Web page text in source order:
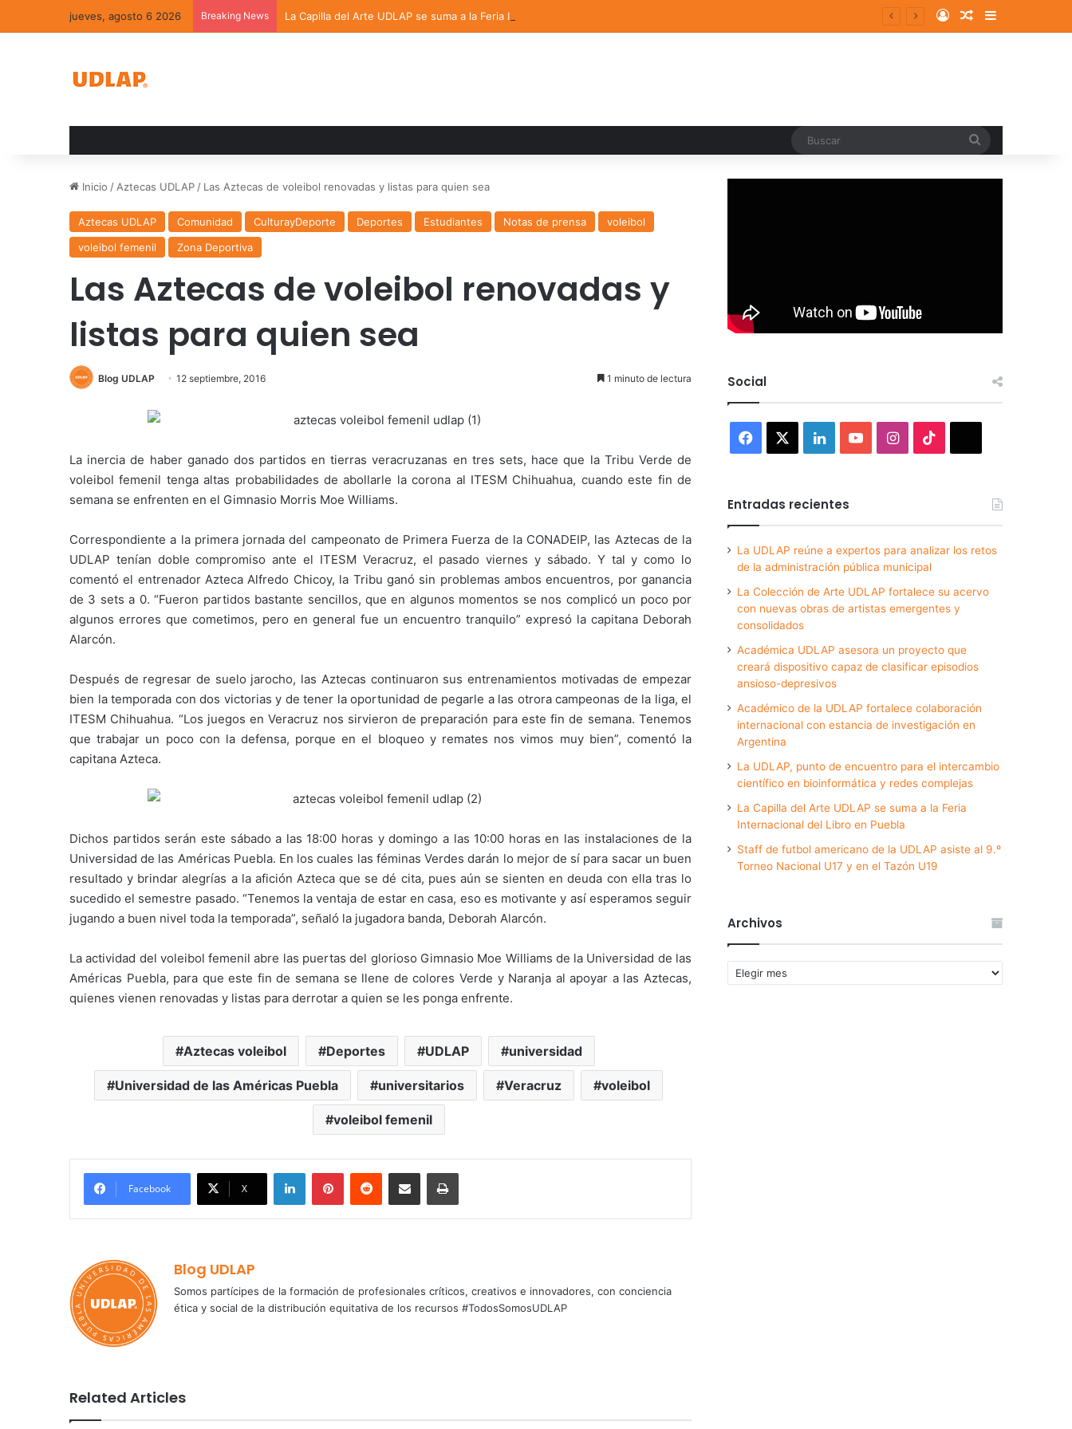
jueves, agosto 6 2026 Breaking News La Capilla del Arte UDLAP se suma a la Feria Internacional del Libro en Puebla Log InRandom Article
Sidebar
Inicio / Aztecas UDLAP / Las Aztecas de voleibol renovadas y listas para quien sea
Aztecas UDLAP Comunidad CulturayDeporte Deportes Estudiantes Notas de prensa
voleibol
voleibol femenil
Zona Deportiva
Las Aztecas de voleibol renovadas y
listas para quien sea
Blog UDLAP 12 septiembre, 2016 1 minuto de lectura
La inercia de haber ganado dos partidos en tierras veracruzanas en tres sets, hace que la Tribu Verde de
voleibol femenil tenga altas probabilidades de abollarle la corona al ITESM Chihuahua, cuando este fin de
semana se enfrenten en el Gimnasio Morris Moe Williams.
Correspondiente a la primera jornada del campeonato de Primera Fuerza de la CONADEIP, las Aztecas de la
UDLAP tenían doble compromiso ante el ITESM Veracruz, el pasado viernes y sábado. Y tal y como lo
comentó el entrenador Azteca Alfredo Chicoy, la Tribu ganó sin problemas ambos encuentros, por ganancia
de 3 sets a 0. “Fueron partidos bastante sencillos, que en algunos momentos se nos complicó un poco por
algunos errores que cometimos, pero en general fue un encuentro tranquilo” expresó la capitana Deborah
Alarcón.
Después de regresar de suelo jarocho, las Aztecas continuaron sus entrenamientos motivadas de empezar
bien la temporada con dos victorias y de tener la oportunidad de pegarle a las otrora campeonas de la liga, el
ITESM Chihuahua. “Los juegos en Veracruz nos sirvieron de preparación para este fin de semana. Tenemos
que trabajar un poco con la defensa, porque en el bloqueo y remates nos vimos muy bien”, comentó la
capitana Azteca.
Dichos partidos serán este sábado a las 18:00 horas y domingo a las 10:00 horas en las instalaciones de la
Universidad de las Américas Puebla. En los cuales las féminas Verdes darán lo mejor de sí para sacar un buen
resultado y brindar alegrías a la afición Azteca que se dé cita, pues aún se sienten en deuda con ella tras lo
sucedido el semestre pasado. “Tenemos la ventaja de estar en casa, eso es motivante y así esperamos seguir
jugando a buen nivel toda la temporada”, señaló la jugadora banda, Deborah Alarcón.
La actividad del voleibol femenil abre las puertas del glorioso Gimnasio Moe Williams de la Universidad de las
Américas Puebla, para que este fin de semana se llene de colores Verde y Naranja al apoyar a las Aztecas,
quienes vienen renovadas y listas para derrotar a quien se les ponga enfrente.
Aztecas voleibol Deportes UDLAP universidad
Universidad de las Américas Puebla universitarios Veracruz voleibol
voleibol femenil
Facebook X
LinkedInPinterestReddit Share via Email Print
Blog UDLAP
Somos partícipes de la formación de profesionales críticos, creativos e innovadores, con conciencia
ética y social de la distribución equitativa de los recursos #TodosSomosUDLAP
Related Articles
Social
Facebook LinkedInYouTubeInstagram
Entradas recientes
La UDLAP reúne a expertos para analizar los retos
de la administración pública municipal
La Colección de Arte UDLAP fortalece su acervo
con nuevas obras de artistas emergentes y
consolidados
Académica UDLAP asesora un proyecto que
creará dispositivo capaz de clasificar episodios
ansioso-depresivos
Académico de la UDLAP fortalece colaboración
internacional con estancia de investigación en
Argentina
La UDLAP, punto de encuentro para el intercambio
científico en bioinformática y redes complejas
La Capilla del Arte UDLAP se suma a la Feria
Internacional del Libro en Puebla
Staff de futbol americano de la UDLAP asiste al 9.º
Torneo Nacional U17 y en el Tazón U19
Archivos
Archivos